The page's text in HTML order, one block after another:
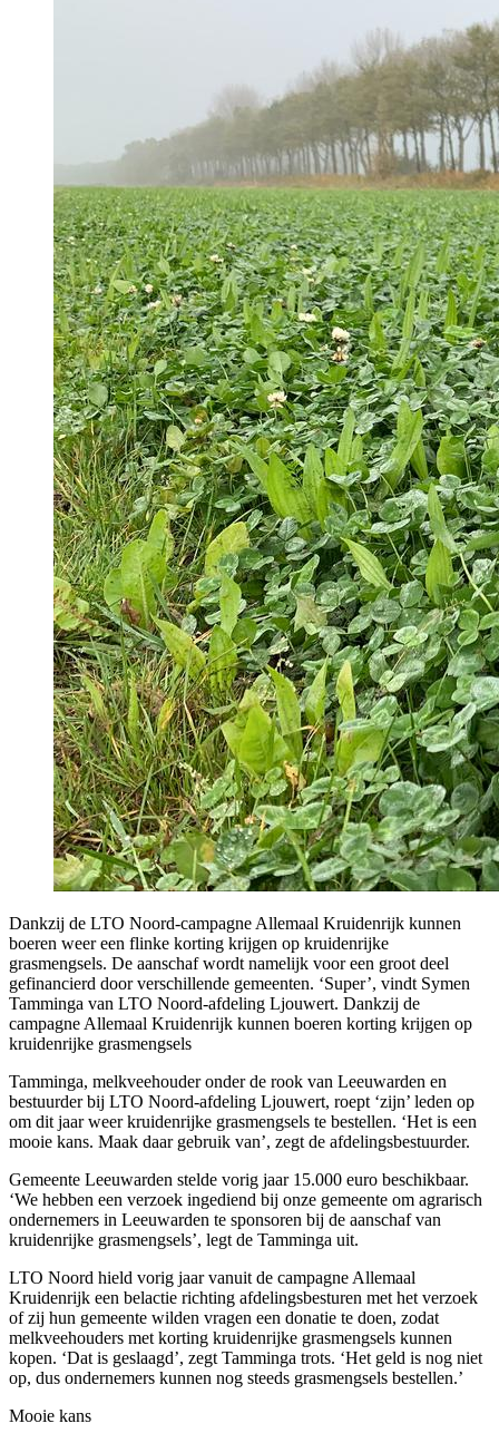
Dankzij de LTO Noord-campagne Allemaal Kruidenrijk kunnen
boeren weer een flinke korting krijgen op kruidenrijke
grasmengsels. De aanschaf wordt namelijk voor een groot deel
gefinancierd door verschillende gemeenten. ‘Super’, vindt Symen
Tamminga van LTO Noord-afdeling Ljouwert. Dankzij de
campagne Allemaal Kruidenrijk kunnen boeren korting krijgen op
kruidenrijke grasmengsels
Tamminga, melkveehouder onder de rook van Leeuwarden en
bestuurder bij LTO Noord-afdeling Ljouwert, roept ‘zijn’ leden op
om dit jaar weer kruidenrijke grasmengsels te bestellen. ‘Het is een
mooie kans. Maak daar gebruik van’, zegt de afdelingsbestuurder.
Gemeente Leeuwarden stelde vorig jaar 15.000 euro beschikbaar.
‘We hebben een verzoek ingediend bij onze gemeente om agrarisch
ondernemers in Leeuwarden te sponsoren bij de aanschaf van
kruidenrijke grasmengsels’, legt de Tamminga uit.
LTO Noord hield vorig jaar vanuit de campagne Allemaal
Kruidenrijk een belactie richting afdelingsbesturen met het verzoek
of zij hun gemeente wilden vragen een donatie te doen, zodat
melkveehouders met korting kruidenrijke grasmengsels kunnen
kopen. ‘Dat is geslaagd’, zegt Tamminga trots. ‘Het geld is nog niet
op, dus ondernemers kunnen nog steeds grasmengsels bestellen.’
Mooie kans